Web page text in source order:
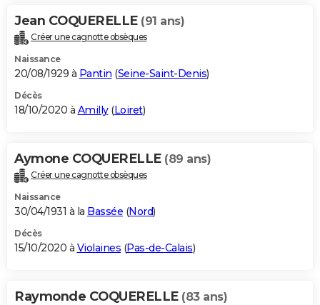
Jean COQUERELLE (91 ans)
Créer une cagnotte obsèques
Naissance
20/08/1929 à Pantin (Seine-Saint-Denis)
Décès
18/10/2020 à Amilly(Loiret)
Aymone COQUERELLE (89 ans)
Créer une cagnotte obsèques
Naissance
30/04/1931 à la Bassée (Nord)
Décès
15/10/2020 à Violaines (Pas-de-Calais)
Raymonde COQUERELLE (83 ans)